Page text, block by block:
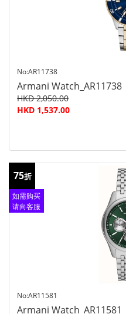
No:AR11738
Armani Watch_AR11738
HKD 2,050.00
HKD 1,537.00
75折
如需购买
请向客服
No:AR11581
Armani Watch_AR11581